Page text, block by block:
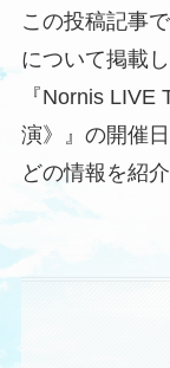
この投稿記事
について掲載し
『Nornis LIVE
演》』の開催
どの情報を紹